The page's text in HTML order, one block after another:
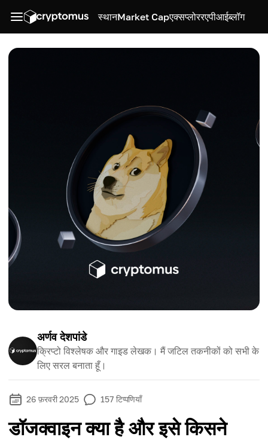
स्थानMarket Capएक्सप्लोररएपीआईब्लॉग
अर्णव देशपांडे
क्रिप्टो विश्लेषक और गाइड लेखक। मैं जटिल तकनीकों को सभी के
लिए सरल बनाता हूँ।
26 फ़रवरी 2025 157 टिप्पणियाँ
डॉजक्वाइन क्या है और इसे किसने